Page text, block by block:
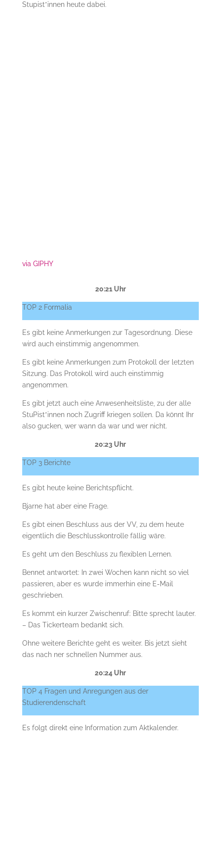
Stupist*innen heute dabei.
via GIPHY
20:21 Uhr
TOP 2 Formalia
Es gibt keine Anmerkungen zur Tagesordnung. Diese
wird auch einstimmig angenommen.
Es gibt keine Anmerkungen zum Protokoll der letzten
Sitzung. Das Protokoll wird auch einstimmig
angenommen.
Es gibt jetzt auch eine Anwesenheitsliste, zu der alle
StuPist*innen noch Zugriff kriegen sollen. Da könnt Ihr
also gucken, wer wann da war und wer nicht.
20:23 Uhr
TOP 3 Berichte
Es gibt heute keine Berichtspflicht.
Bjarne hat aber eine Frage.
Es gibt einen Beschluss aus der VV, zu dem heute
eigentlich die Beschlusskontrolle fällig wäre.
Es geht um den Beschluss zu flexiblen Lernen.
Bennet antwortet: In zwei Wochen kann nicht so viel
passieren, aber es wurde immerhin eine E-Mail
geschrieben.
Es kommt ein kurzer Zwischenruf: Bitte sprecht lauter.
– Das Tickerteam bedankt sich.
Ohne weitere Berichte geht es weiter. Bis jetzt sieht
das nach ner schnellen Nummer aus.
20:24 Uhr
TOP 4 Fragen und Anregungen aus der
Studierendenschaft
Es folgt direkt eine Information zum Aktkalender.